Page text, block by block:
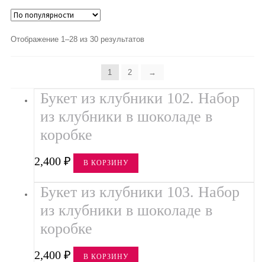
14 февраля
День рождения
День учителя
в Букете
в Корзине
Отображение 1–28 из 30 результатов
1 2 →
Букет из клубники 102. Набор
из клубники в шоколаде в
коробке
2,400₽ В КОРЗИНУ
Букет из клубники 103. Набор
из клубники в шоколаде в
коробке
2,400₽ В КОРЗИНУ